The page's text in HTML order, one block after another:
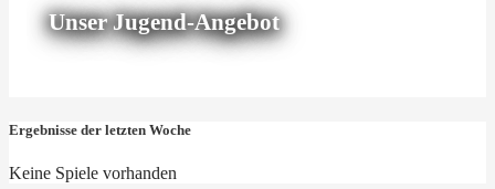
Unser Jugend-Angebot
Ergebnisse der letzten Woche
Keine Spiele vorhanden